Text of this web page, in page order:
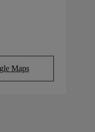
Maps
tab)